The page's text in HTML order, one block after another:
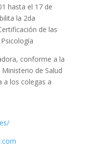
hasta el 17 de
la 2da
de las
conforme a la
de Salud
a los colegas a